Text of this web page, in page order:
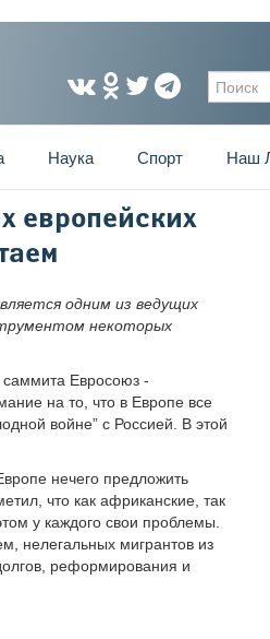
Наука Спорт Наш
европейских
одним из ведущих
некоторых
Евросоюз -
на то, что в Европе все
войне” с Россией. В этой
нечего предложить
что как африканские, так
у каждого свои проблемы.
нелегальных мигрантов из
реформирования и